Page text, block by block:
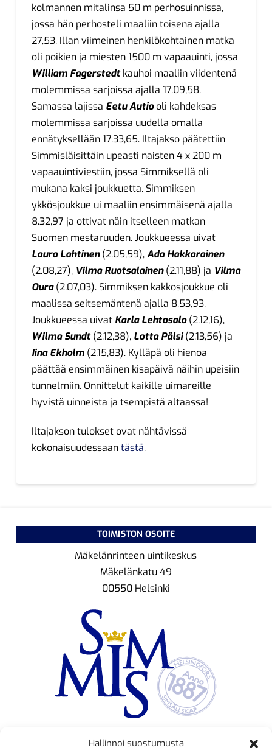
Hallinnoi suostumusta
kolmannen mitalinsa 50 m perhosuinnissa,
jossa hän perhosteli maaliin toisena ajalla
27,53. Illan viimeinen henkilökohtainen matka
oli poikien ja miesten 1500 m vapaauinti, jossa
William Fagerstedtkauhoi maaliin viidentenä
molemmissa sarjoissa ajalla 17.09,58.
Samassa lajissa EetuAutiooli kahdeksas
molemmissa sarjoissa uudella omalla
ennätyksellään 17.33,65. Iltajakso päätettiin
Simmisläisittäin upeasti naisten 4 x 200 m
vapaauintiviestiin, jossa Simmiksellä oli
mukana kaksi joukkuetta. Simmiksen
ykkösjoukkue ui maaliin ensimmäisenä ajalla
8.32,97 ja ottivat näin itselleen matkan
Suomen mestaruuden. Joukkueessa uivat
Laura Lahtinen(2.05,59),Ada Hakkarainen
(2.08,27), Vilma Ruotsalainen(2.11,88) ja Vilma
Oura(2.07,03). Simmiksen kakkosjoukkue oli
maalissa seitsemäntenä ajalla 8.53,93.
Joukkueessa uivat Karla Lehtosalo(2.12,16),
Wilma Sundt(2.12,38), Lotta Pälsi(2.13,56) ja
Iina Ekholm(2.15,83). Kylläpä oli hienoa
päättää ensimmäinen kisapäivä näihin upeisiin
tunnelmiin. Onnittelut kaikille uimareille
hyvistä uinneista ja tsempistä altaassa!
Iltajakson tulokset ovat nähtävissä
kokonaisuudessaantästä.
TOIMISTON OSOITE
Mäkelänrinteen uintikeskus
Mäkelänkatu 49
00550 Helsinki